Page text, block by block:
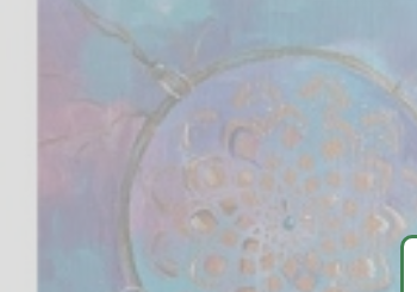
Bibliotekāriem
Jaunumu arhīvs